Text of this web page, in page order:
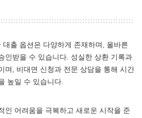
대출 옵션은 다양하게 존재하며, 올바른
인받을 수 있습니다. 성실한 상환 기록과
며, 비대면 신청과 전문 상담을 통해 시간
높일 수 있습니다.
인 어려움을 극복하고 새로운 시작을 준